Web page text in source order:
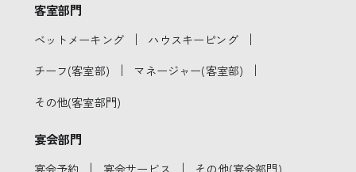
客室部門
ベットメーキング ｜ ハウスキーピング ｜
チーフ(客室部) ｜ マネージャー(客室部) ｜
その他(客室部門)
宴会部門
宴会予約 ｜ 宴会サービス ｜ その他(宴会部門)